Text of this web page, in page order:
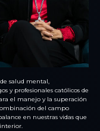
salud mental,
y profesionales católicos de
el manejo y la superación
del campo
en nuestras vidas que